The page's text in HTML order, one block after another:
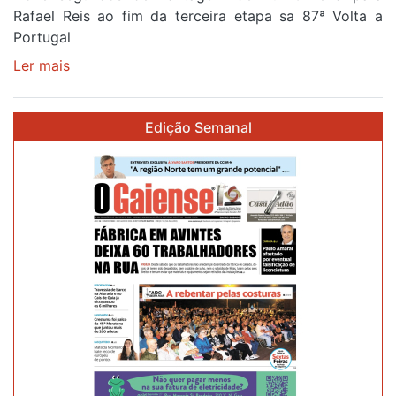
Rafael Reis ao fim da terceira etapa sa 87ª Volta a
Portugal
Ler mais
gaiense
Oliveira
após
quinto
lugar
entre
Beja
Edição Semanal